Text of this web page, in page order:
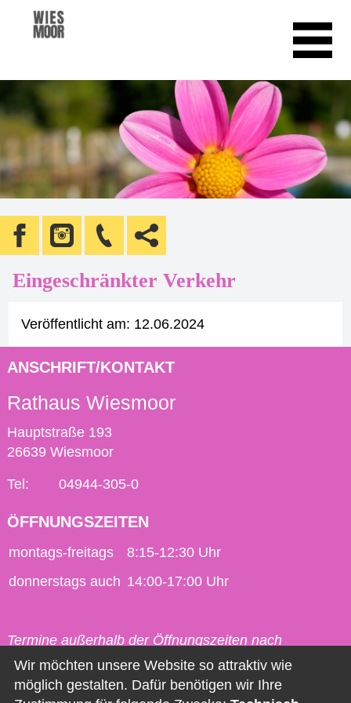
Eingeschränkter Verkehr
Veröffentlicht am: 12.06.2024
ANSCHRIFT/KONTAKT
Rathaus Wiesmoor
Hauptstraße 193
26639 Wiesmoor
Tel: 04944-305-0
ÖFFNUNGSZEITEN
montags-freitags
8:15-12:30 Uhr
donnerstags auch 14:00-17:00 Uhr
Termine außerhalb der Öffnungszeiten nach
vorheriger Vereinbarung möglich.
Wir möchten unsere Website so attraktiv wie
möglich gestalten. Dafür benötigen wir Ihre